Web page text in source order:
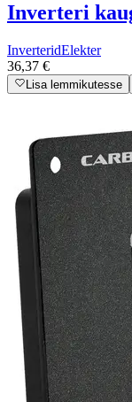
Inverteri
InverteridElekter
36,37 €
Lisa lemmikutesse